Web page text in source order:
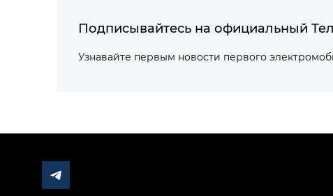
Подписывайтесь на официальный
Узнавайте первым новости первого